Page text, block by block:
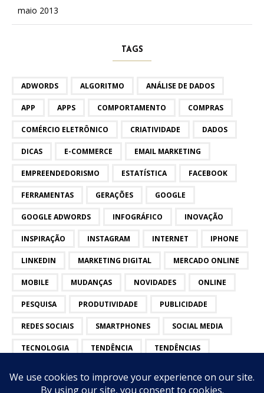
maio 2013
TAGS
ADWORDS ALGORITMO ANÁLISE DE DADOS
APP APPS COMPORTAMENTO COMPRAS
COMÉRCIO ELETRÔNICO CRIATIVIDADE DADOS
DICAS E-COMMERCE EMAIL MARKETING
EMPREENDEDORISMO ESTATÍSTICA FACEBOOK
FERRAMENTAS GERAÇÕES GOOGLE
GOOGLE ADWORDS INFOGRÁFICO INOVAÇÃO
INSPIRAÇÃO INSTAGRAM INTERNET IPHONE
LINKEDIN MARKETING DIGITAL MERCADO ONLINE
MOBILE MUDANÇAS NOVIDADES ONLINE
PESQUISA PRODUTIVIDADE PUBLICIDADE
REDES SOCIAIS SMARTPHONES SOCIAL MEDIA
TECNOLOGIA TENDÊNCIA TENDÊNCIAS